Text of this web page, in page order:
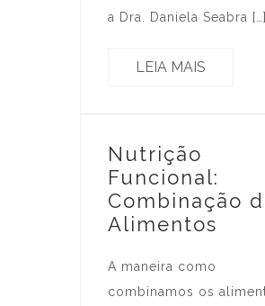
a Dra. Daniela Seabra […]
LEIA MAIS
Nutrição
Funcional:
Combinação
Alimentos
A maneira como
combinamos os